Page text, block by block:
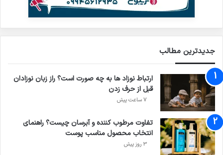
جدیدترین مطالب
ارتباط نوزاد ها به چه صورت است؟ راز زبان نوزادان
قبل از حرف زدن
7 ساعت پیش
تفاوت مرطوب کننده و آبرسان چیست؟ راهنمای
انتخاب محصول مناسب پوست
3 روز پیش